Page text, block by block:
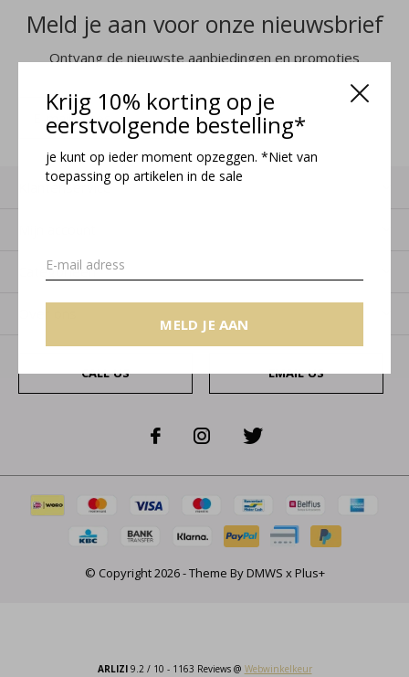
Krijg 10% korting op je
eerstvolgende bestelling*
je kunt op ieder moment opzeggen. *Niet van
toepassing op artikelen in de sale
MELD JE AAN
Meld je aan voor onze nieuwsbrief
Ontvang de nieuwste aanbiedingen en promoties
MELD JE AAN
Klantenservice
Categorieën
CALL US EMAIL US
© Copyright2026- Theme ByDMWS xPlus+
ARLIZI9.2/ 10 - 1163 Reviews @ Webwinkelkeur